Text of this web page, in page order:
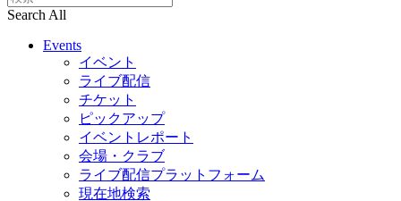
Search All
Events
イベント
ライブ配信
チケット
ピックアップ
イベントレポート
会場・クラブ
ライブ配信プラットフォーム
現在地検索